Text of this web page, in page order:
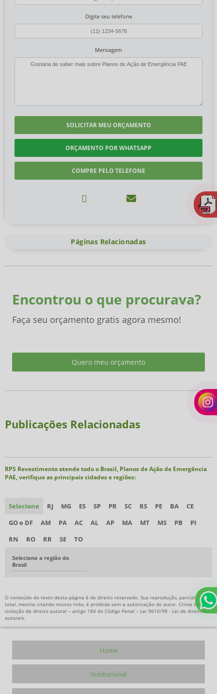
Digite seu telefone
Mensagem
SOLICITAR MEU ORÇAMENTO
ORÇAMENTO POR WHATSAPP
COMPRE PELO TELEFONE
Páginas Relacionadas
Encontrou o que procurava?
Faça seu orçamento gratis agora mesmo!
Quero meu orçamento
Publicações Relacionadas
RPS Revestimento atende todo o Brasil, Planos de Ação de Emergência
PAE, verifique as principais cidades e regiões:
Selecione RJ MG ES SP PR SC RS PE BA
CE
GO e DF
AM PA AC AL AP MA MT MS PB
PI
RN
RO RR SE TO
Selecione a região do
Brasil
O conteúdo do texto desta página é de direito reservado. Sua reprodução, parcial ou
total, mesmo citando nossos links, é proibida sem a autorização do autor. Crime de
violação de direito autoral – artigo 184 do Código Penal – Lei 9610/98 - Lei de direitos
autorais.
Home
Institucional